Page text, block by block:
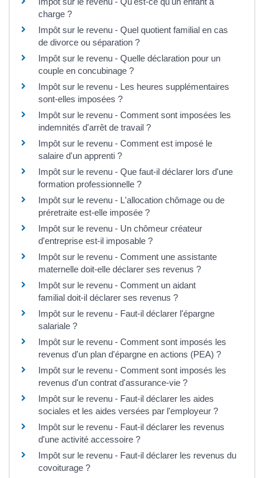
charge ?
Impôt sur le revenu - Quel quotient familial en cas
de divorce ou séparation ?
Impôt sur le revenu - Quelle déclaration pour un
couple en concubinage ?
Impôt sur le revenu - Les heures supplémentaires
sont-elles imposées ?
Impôt sur le revenu - Comment sont imposées les
indemnités d'arrêt de travail ?
Impôt sur le revenu - Comment est imposé le
salaire d'un apprenti ?
Impôt sur le revenu - Que faut-il déclarer lors d'une
formation professionnelle ?
Impôt sur le revenu - L'allocation chômage ou de
préretraite est-elle imposée ?
Impôt sur le revenu - Un chômeur créateur
d'entreprise est-il imposable ?
Impôt sur le revenu - Comment une assistante
maternelle doit-elle déclarer ses revenus ?
Impôt sur le revenu - Comment un aidant
familial doit-il déclarer ses revenus ?
Impôt sur le revenu - Faut-il déclarer l'épargne
salariale ?
Impôt sur le revenu - Comment sont imposés les
revenus d'un plan d'épargne en actions (PEA) ?
Impôt sur le revenu - Comment sont imposés les
revenus d'un contrat d'assurance-vie ?
Impôt sur le revenu - Faut-il déclarer les aides
sociales et les aides versées par l'employeur ?
Impôt sur le revenu - Faut-il déclarer les revenus
d'une activité accessoire ?
Impôt sur le revenu - Faut-il déclarer les revenus du
covoiturage ?